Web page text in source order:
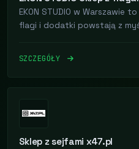
EKON STUDIO w Warszawie
flagi i dodatki powstają z
SZCZEGÓŁY
Sklep z sejfami x47.pl